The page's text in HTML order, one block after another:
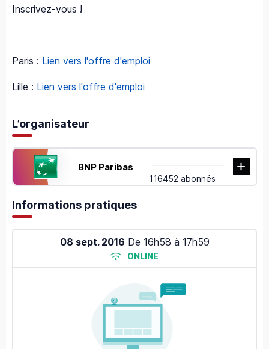
Inscrivez-vous !
Paris : Lien vers l'offre d'emploi
Lille : Lien vers l'offre d'emploi
L’organisateur
BNP Paribas
116452 abonnés
Informations pratiques
08 sept. 2016 De 16h58 à 17h59
ONLINE